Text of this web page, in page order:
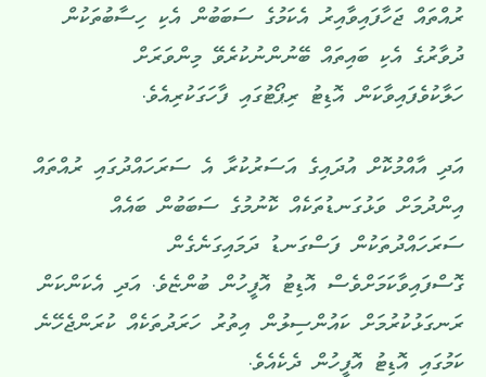
ރުއްތައް ޖަހާފައިވާއިރު އެކަމުގެ ސަބަބުން އެކި ހިސާބުތަކުން
ދުވާރުގެ އެކި ބައިތައް ބޭނުންނުކުރެވޭ މިންވަރަށް
ހަލާކުވެފައިވާކަން އޮޑިޓު ރިޕޯޓުގައި ފާހަގަކުރިއެވެ.
އަދި އާއްމުކޮށް އުދައިގެ އަސަރުކުރާ އެ ސަރަހައްދުގައި ރުއްތައް
އިންދުމަށް ވަޅުގަނޑުތަކެއް ކޮނުމުގެ ސަބަބުން ބައެއް
ސަރަހައްދުތަކުން ފަސްގަނޑު ދަމައިގަނެގެން
ގޮސްފައިވާކަމަށްވެސް އޮޑިޓު އޮފީހުން ބުންޏެވެ. އަދި އެކަންކަން
ރަނގަޅުކުރުމަށް ކައުންސިލުން އިތުރު ހަރަދުތަކެއް ކުރަންޖެހޭނެ
ކަމުގައި އޮޑިޓު އޮފީހުން ދެކެއެވެ.